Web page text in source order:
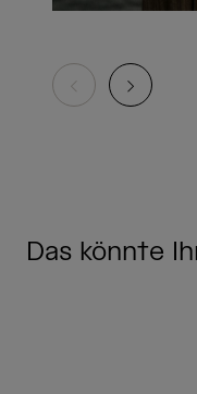
Das könnte